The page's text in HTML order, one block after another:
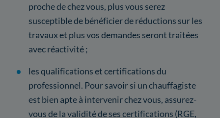
proche de chez vous, plus vous serez
susceptible de bénéficier de réductions sur les
travaux et plus vos demandes seront traitées
avec réactivité ;
les qualifications et certifications du
professionnel. Pour savoir si un chauffagiste
est bien apte à intervenir chez vous, assurez-
vous de la validité de ses certifications (RGE,